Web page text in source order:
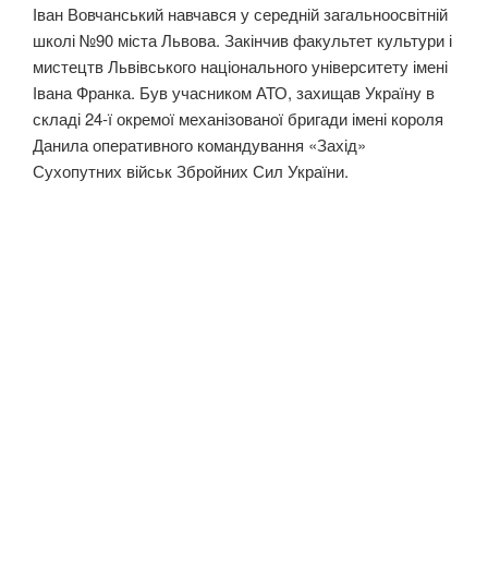
Іван Вовчанський навчався у середній загальноосвітній
школі №90 міста Львова. Закінчив факультет культури і
мистецтв Львівського національного університету імені
Івана Франка. Був учасником АТО, захищав Україну в
складі 24-ї окремої механізованої бригади імені короля
Данила оперативного командування «Захід»
Сухопутних військ Збройних Сил України.